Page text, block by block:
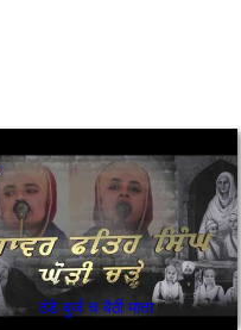
ठंडे बुर्ज च बैठी माता